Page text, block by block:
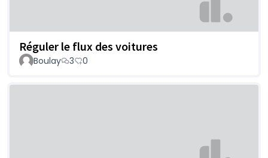
Réguler le flux des voitures
Boulay 3 0